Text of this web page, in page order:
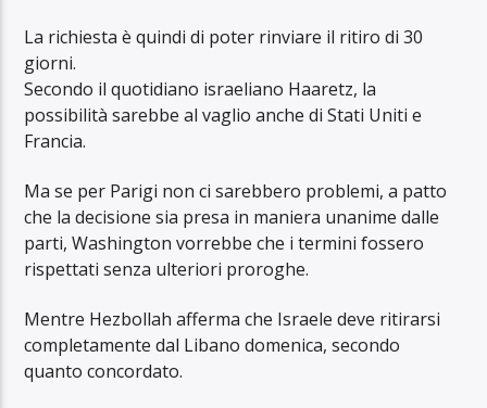
La richiesta è quindi di poter rinviare il ritiro di 30
giorni.
Secondo il quotidiano israeliano Haaretz, la
possibilità sarebbe al vaglio anche di Stati Uniti e
Francia.
Ma se per Parigi non ci sarebbero problemi, a patto
che la decisione sia presa in maniera unanime dalle
parti, Washington vorrebbe che i termini fossero
rispettati senza ulteriori proroghe.
Mentre Hezbollah afferma che Israele deve ritirarsi
completamente dal Libano domenica, secondo
quanto concordato.